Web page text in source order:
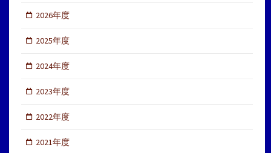
2026年度
2025年度
2024年度
2023年度
2022年度
2021年度